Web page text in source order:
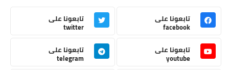
تابعونا على
facebook
تابعونا على
twitter
تابعونا على
youtube
تابعونا على
telegram